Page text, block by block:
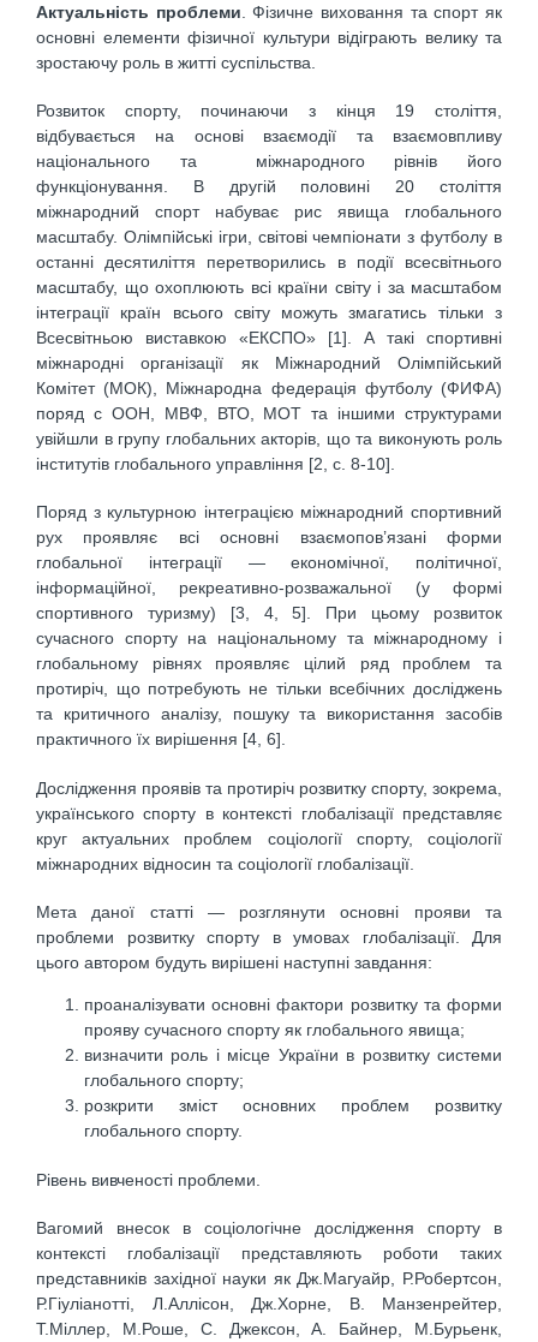
Актуальність проблеми . Фізичне виховання та спорт як
основні елементи фізичної культури відіграють велику та
зростаючу роль в житті суспільства.
Розвиток спорту, починаючи з кінця 19 століття,
відбувається на основі взаємодії та взаємовпливу
національного та міжнародного рівнів його
функціонування. В другій половині 20 століття
міжнародний спорт набуває рис явища глобального
масштабу. Олімпійські ігри, світові чемпіонати з футболу в
останні десятиліття перетворились в події всесвітнього
масштабу, що охоплюють всі країни світу і за масштабом
інтеграції країн всього світу можуть змагатись тільки з
Всесвітньою виставкою «ЕКСПО» [1]. А такі спортивні
міжнародні організації як Міжнародний Олімпійський
Комітет (МОК), Міжнародна федерація футболу (ФИФА)
поряд с ООН, МВФ, ВТО, МОТ та іншими структурами
увійшли в групу глобальних акторів, що та виконують роль
інститутів глобального управління [2, с. 8-10].
Поряд з культурною інтеграцією міжнародний спортивний
рух проявляє всі основні взаємопов’язані форми
глобальної інтеграції — економічної, політичної,
інформаційної, рекреативно-розважальної (у формі
спортивного туризму) [3, 4, 5]. При цьому розвиток
сучасного спорту на національному та міжнародному і
глобальному рівнях проявляє цілий ряд проблем та
протиріч, що потребують не тільки всебічних досліджень
та критичного аналізу, пошуку та використання засобів
практичного їх вирішення [4, 6].
Дослідження проявів та протиріч розвитку спорту, зокрема,
українського спорту в контексті глобалізації представляє
круг актуальних проблем соціології спорту, соціології
міжнародних відносин та соціології глобалізації.
Мета даної статті — розглянути основні прояви та
проблеми розвитку спорту в умовах глобалізації. Для
цього автором будуть вирішені наступні завдання:
проаналізувати основні фактори розвитку та форми
прояву сучасного спорту як глобального явища;
визначити роль і місце України в розвитку системи
глобального спорту;
розкрити зміст основних проблем розвитку
глобального спорту.
Рівень вивченості проблеми.
Вагомий внесок в соціологічне дослідження спорту в
контексті глобалізації представляють роботи таких
представників західної науки як Дж.Магуайр, Р.Робертсон,
Р.Гіуліанотті, Л.Аллісон, Дж.Хорне, B. Манзенрейтер,
Т.Міллер, М.Роше, C. Джексон, А. Байнер, М.Бурьенк,